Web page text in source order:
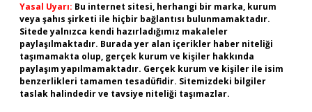
Yasal Uyarı: Bu internet sitesi, herhangi bir marka, kurum
veya şahıs şirketi ile hiçbir bağlantısı bulunmamaktadır.
Sitede yalnızca kendi hazırladığımız makaleler
paylaşılmaktadır. Burada yer alan içerikler haber niteliği
taşımamakta olup, gerçek kurum ve kişiler hakkında
paylaşım yapılmamaktadır. Gerçek kurum ve kişiler ile isim
benzerlikleri tamamen tesadüfidir. Sitemizdeki bilgiler
taslak halindedir ve tavsiye niteliği taşımazlar.